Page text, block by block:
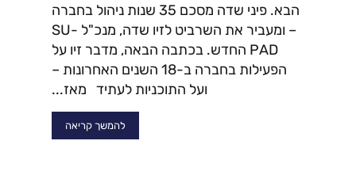
הבא. פיני שדה מסכם 35 שנות ניהול בחברה
– ומעביר את השרביט לזיו שדה, מנכ"ל SU-
PAD החדש. בכתבה הבאה, מדבר זיו על
הפעילות בחברה ב-18 השנים האחרונות –
ועל התוכניות לעתיד מאז...
להמשך קריאה